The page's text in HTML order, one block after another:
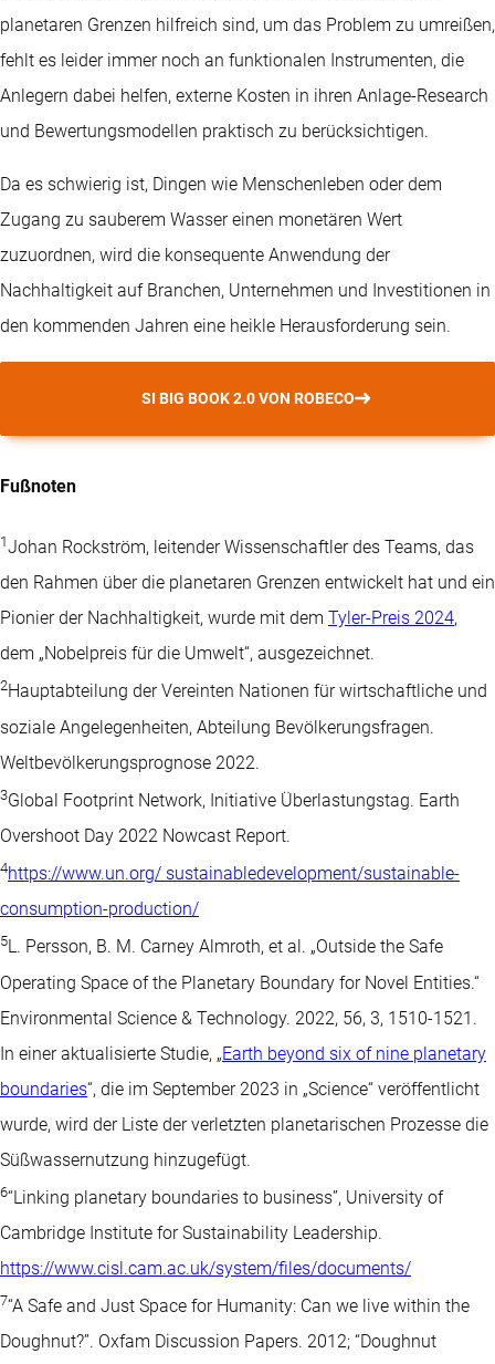
planetaren Grenzen hilfreich sind, um das Problem zu umreißen,
fehlt es leider immer noch an funktionalen Instrumenten, die
Anlegern dabei helfen, externe Kosten in ihren Anlage-Research
und Bewertungsmodellen praktisch zu berücksichtigen.
Da es schwierig ist, Dingen wie Menschenleben oder dem
Zugang zu sauberem Wasser einen monetären Wert
zuzuordnen, wird die konsequente Anwendung der
Nachhaltigkeit auf Branchen, Unternehmen und Investitionen in
den kommenden Jahren eine heikle Herausforderung sein.
SI BIG BOOK 2.0 VON ROBECO
Fußnoten
1Johan Rockström, leitender Wissenschaftler des Teams, das
den Rahmen über die planetaren Grenzen entwickelt hat und ein
Pionier der Nachhaltigkeit, wurde mit dem Tyler-Preis 2024,
dem „Nobelpreis für die Umwelt“, ausgezeichnet.
2Hauptabteilung der Vereinten Nationen für wirtschaftliche und
soziale Angelegenheiten, Abteilung Bevölkerungsfragen.
Weltbevölkerungsprognose 2022.
3Global Footprint Network, Initiative Überlastungstag. Earth
Overshoot Day 2022 Nowcast Report.
4https://www.un.org/ sustainabledevelopment/sustainable-
consumption-production/
5L. Persson, B. M. Carney Almroth, et al. „Outside the Safe
Operating Space of the Planetary Boundary for Novel Entities.“
Environmental Science & Technology. 2022, 56, 3, 1510-1521.
In einer aktualisierte Studie, „Earth beyond six of nine planetary
boundaries“, die im September 2023 in „Science“ veröffentlicht
wurde, wird der Liste der verletzten planetarischen Prozesse die
Süßwassernutzung hinzugefügt.
6“Linking planetary boundaries to business”, University of
Cambridge Institute for Sustainability Leadership.
https://www.cisl.cam.ac.uk/system/files/documents/
7“A Safe and Just Space for Humanity: Can we live within the
Doughnut?”. Oxfam Discussion Papers. 2012; “Doughnut